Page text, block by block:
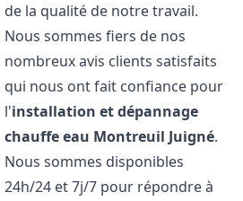
de la qualité de notre travail.
Nous sommes fiers de nos
nombreux avis clients satisfaits
qui nous ont fait confiance pour
l'installation et dépannage
chauffe eau Montreuil Juigné.
Nous sommes disponibles
24h/24 et 7j/7 pour répondre à